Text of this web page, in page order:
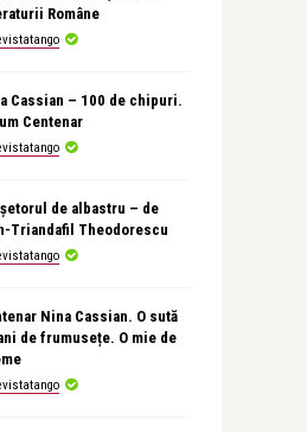
Române
Cassian – 100 de chipuri.
Centenar
de albastru – de
Triandafil Theodorescu
Nina Cassian. O sută
de frumusețe. O mie de